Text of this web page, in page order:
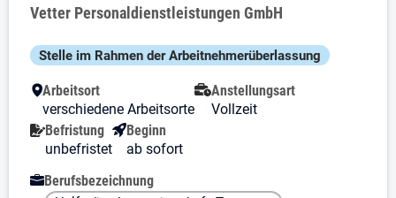
Arbeitgeber:
Vetter Personaldienstleistungen GmbH
Besondere Merkmale
Stelle im Rahmen der Arbeit­nehmer­über­lassung
Arbeitsort
verschiedene Arbeitsorte
Anstellungsart
Vollzeit
Befristung
unbefristet
Beginn
ab sofort
Berufsbezeichnung